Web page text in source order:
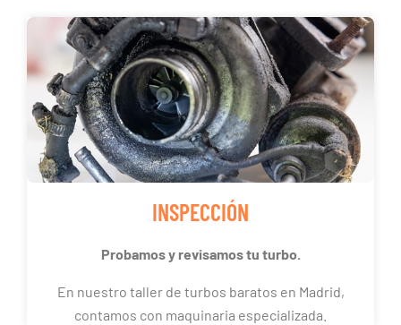
INSPECCIÓN
Probamos y revisamos tu turbo.
En nuestro taller de turbos baratos en Madrid,
contamos con maquinaria especializada.